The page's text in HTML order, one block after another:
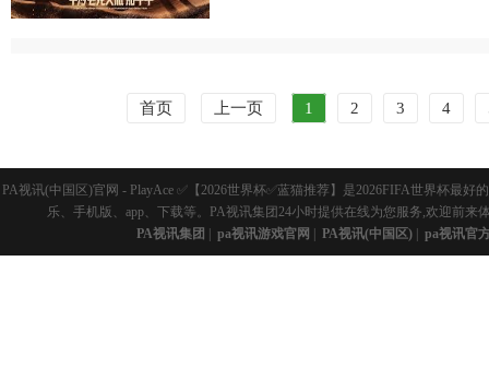
首页 上一页 1 2 3 4
PA视讯(中国区)官网 - PlayAce ✅【2026世界杯✅蓝猫推荐】是2026FIFA世界杯最
乐、手机版、app、下载等。PA视讯集团24小时提供在线为您服务,欢迎前来
PA视讯集团
pa视讯游戏官网 PA视讯(中国区)| pa视讯官